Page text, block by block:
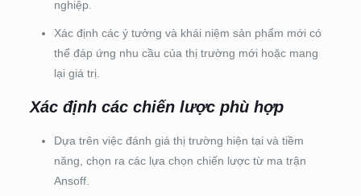
nghiệp.
Xác định các ý tưởng và khái niệm sản phẩm mới có
thể đáp ứng nhu cầu của thị trường mới hoặc mang
lại giá trị.
Xác định các chiến lược phù hợp
Dựa trên việc đánh giá thị trường hiện tại và tiềm
năng, chọn ra các lựa chọn chiến lược từ ma trận
Ansoff.